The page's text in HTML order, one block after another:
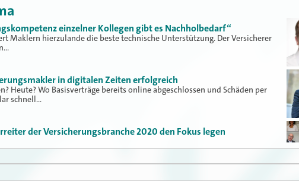
einzelner Kollegen gibt es Nachholbedarf“
Maklern hierzulande die beste technische Unterstützung. Der Versicherer
in digitalen Zeiten erfolgreich
Heute? Wo Basisverträge bereits online abgeschlossen und Schäden per
schnell…
der Versicherungsbranche 2020 den Fokus legen